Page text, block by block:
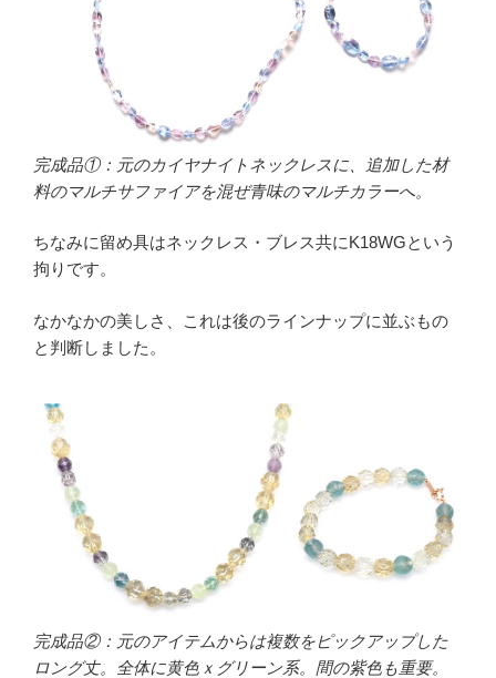
完成品①：元のカイヤナイトネックレスに、追加した材
料のマルチサファイアを混ぜ青味のマルチカラーへ。
ちなみに留め具はネックレス・ブレス共にK18WGという
拘りです。
なかなかの美しさ、これは後のラインナップに並ぶもの
と判断しました。
完成品②：元のアイテムからは複数をピックアップした
ロング丈。全体に黄色ｘグリーン系。間の紫色も重要。